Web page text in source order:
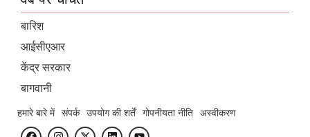
बारिश
आईसीएआर
केंद्र सरकार
बागवानी